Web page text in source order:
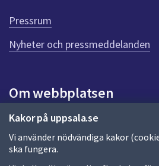
Kakor på uppsala.se
Vi använder nödvändiga kakor
ska fungera.
e
n
n
a
d
a
Pressrum
Nyheter och pressmeddelanden
Om webbplatsen
Om webbplatsen
Allmänna handlingar och diarium
Behandling av personuppgifter